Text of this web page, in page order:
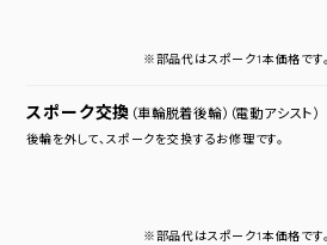
※部品代はスポーク1本価格です
スポーク交換 （車輪脱着後輪） （電動アシスト）
後輪を外して、スポークを交換するお修理です。
※部品代はスポーク1本価格です